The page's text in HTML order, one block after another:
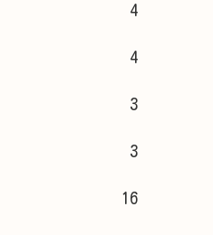
4
4
3
3
16